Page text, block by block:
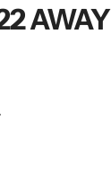
AWAY